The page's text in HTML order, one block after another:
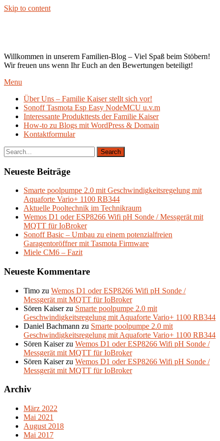
Skip to content
Willkommen in unserem Familien-Blog – Viel Spaß beim Stöbern!
Wir freuen uns wenn Ihr Euch an den Bewertungen beteiligt!
Menu
Über Uns – Familie Kaiser stellt sich vor!
Sonoff Tasmota Esp Easy NodeMCU u.v.m
Interessante Produkttests der Familie Kaiser
How-to zu Blogs mit WordPress & Domain
Kontaktformular
Neueste Beiträge
Smarte poolpumpe 2.0 mit Geschwindigkeitsregelung mit
Aquaforte Vario+ 1100 RB344
Aktuelle Pooltechnik im Technikraum
Wemos D1 oder ESP8266 Wifi pH Sonde / Messgerät mit
MQTT für IoBroker
Sonoff Basic – Umbau zu einem potenzialfreien
Garagentoröffner mit Tasmota Firmware
Miele CM6 – Fazit
Neueste Kommentare
Timo zu Wemos D1 oder ESP8266 Wifi pH Sonde /
Messgerät mit MQTT für IoBroker
Sören Kaiserzu Smarte poolpumpe 2.0 mit
Geschwindigkeitsregelung mit Aquaforte Vario+ 1100 RB344
Daniel Bachmann zu Smarte poolpumpe 2.0 mit
Geschwindigkeitsregelung mit Aquaforte Vario+ 1100 RB344
Sören Kaiserzu Wemos D1 oder ESP8266 Wifi pH Sonde /
Messgerät mit MQTT für IoBroker
Sören Kaiserzu Wemos D1 oder ESP8266 Wifi pH Sonde /
Messgerät mit MQTT für IoBroker
Archiv
März 2022
Mai 2021
August 2018
Mai 2017